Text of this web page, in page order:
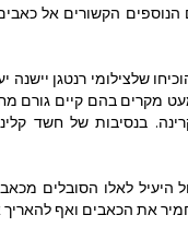
הנוספים הקשורים אל
שלצילומי רנטגן
מקרים בהם קיים גורם
בנסיבות של חשד
היעיל לאלו הסובלים
את הכאבים ואף